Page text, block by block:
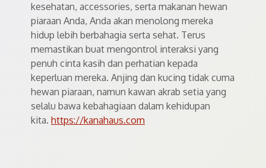
kesehatan, accessories, serta makanan hewan
piaraan Anda, Anda akan menolong mereka
hidup lebih berbahagia serta sehat. Terus
memastikan buat mengontrol interaksi yang
penuh cinta kasih dan perhatian kepada
keperluan mereka. Anjing dan kucing tidak cuma
hewan piaraan, namun kawan akrab setia yang
selalu bawa kebahagiaan dalam kehidupan
kita. https://kanahaus.com